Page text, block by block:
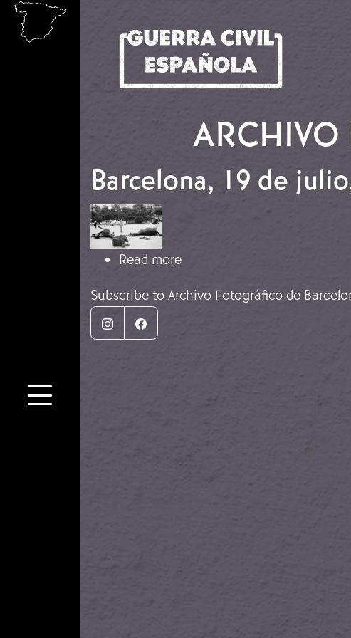
Skip to main content
ARCHIVO
Barcelona, 19 de
Image
Read moreabout Barcelona, 19 de julio,
Subscribe to Archivo Fotográfico de
InstagramFacebook